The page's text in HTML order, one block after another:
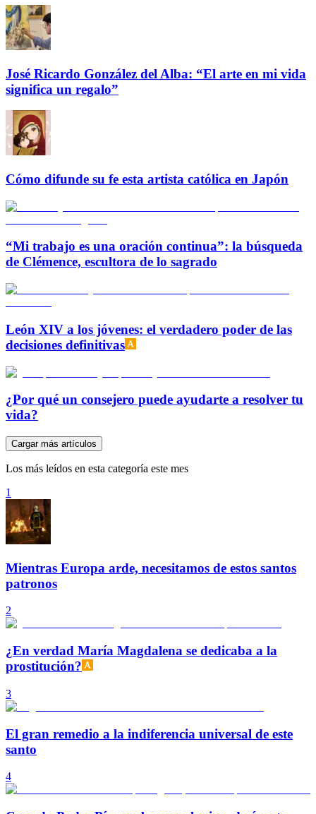
José Ricardo González del Alba: “El arte en mi vida
significa un regalo”
Cómo difunde su fe esta artista católica en Japón
“Mi trabajo es una oración continua”: la búsqueda
de Clémence, escultora de lo sagrado
León XIV a los jóvenes: el verdadero poder de las
decisiones definitivas
¿Por qué un consejero puede ayudarte a resolver tu
vida?
Cargar más artículos
Los más leídos en esta categoría este mes
1
Mientras Europa arde, necesitamos de estos santos
patronos
2
¿En verdad María Magdalena se dedicaba a la
prostitución?
3
El gran remedio a la indiferencia universal de este
santo
4